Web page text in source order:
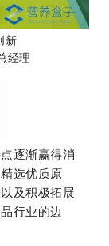
新
经理
逐渐赢得消
选优质原
及积极拓展
行业的边